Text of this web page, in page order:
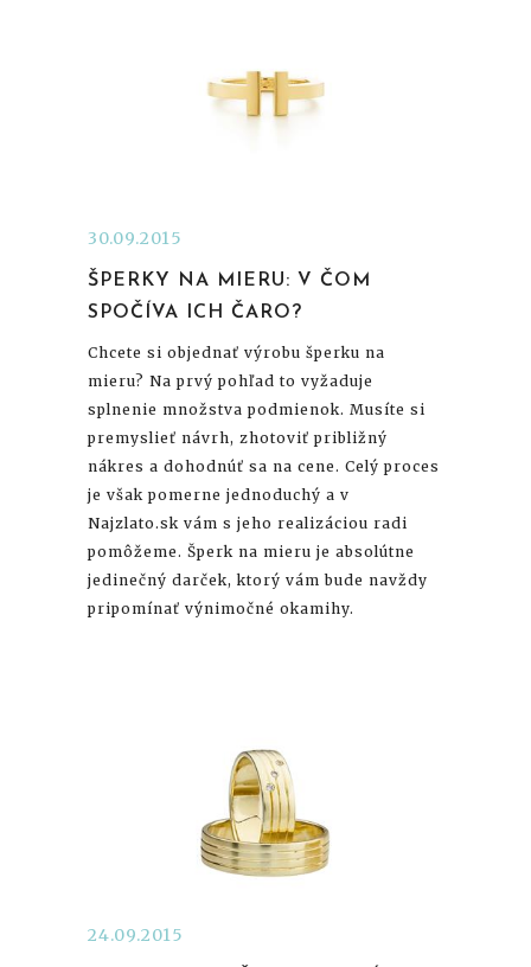
30.09.2015
ŠPERKY NA MIERU: V ČOM
SPOČÍVA ICH ČARO?
Chcete si objednať výrobu šperku na
mieru? Na prvý pohľad to vyžaduje
splnenie množstva podmienok. Musíte si
premyslieť návrh, zhotoviť približný
nákres a dohodnúť sa na cene. Celý proces
je však pomerne jednoduchý a v
Najzlato.sk vám s jeho realizáciou radi
pomôžeme. Šperk na mieru je absolútne
jedinečný darček, ktorý vám bude navždy
pripomínať výnimočné okamihy.
24.09.2015